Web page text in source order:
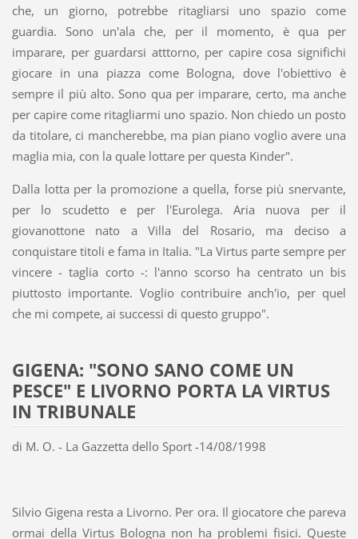
che, un giorno, potrebbe ritagliarsi uno spazio come
guardia. Sono un'ala che, per il momento, è qua per
imparare, per guardarsi atttorno, per capire cosa significhi
giocare in una piazza come Bologna, dove l'obiettivo è
sempre il più alto. Sono qua per imparare, certo, ma anche
per capire come ritagliarmi uno spazio. Non chiedo un posto
da titolare, ci mancherebbe, ma pian piano voglio avere una
maglia mia, con la quale lottare per questa Kinder".
Dalla lotta per la promozione a quella, forse più snervante,
per lo scudetto e per l'Eurolega. Aria nuova per il
giovanottone nato a Villa del Rosario, ma deciso a
conquistare titoli e fama in Italia. "La Virtus parte sempre per
vincere - taglia corto -: l'anno scorso ha centrato un bis
piuttosto importante. Voglio contribuire anch'io, per quel
che mi compete, ai successi di questo gruppo".
GIGENA: "SONO SANO COME UN
PESCE" E LIVORNO PORTA LA VIRTUS
IN TRIBUNALE
di M. O. - La Gazzetta dello Sport -14/08/1998
Silvio Gigena resta a Livorno. Per ora. Il giocatore che pareva
ormai della Virtus Bologna non ha problemi fisici. Queste